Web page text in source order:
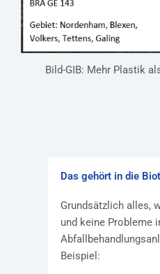
Bild-GIB: Mehr Plastik
Das gehört in die
Grundsätzlich alles,
und keine Probleme
Beispiel: